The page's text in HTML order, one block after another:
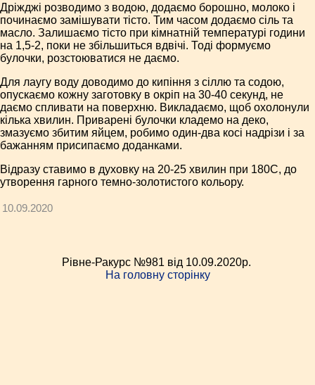
Дріжджі розводимо з водою, додаємо борошно, молоко і
починаємо замішувати тісто. Тим часом додаємо сіль та
масло. Залишаємо тісто при кімнатній температурі години
на 1,5-2, поки не збільшиться вдвічі. Тоді формуємо
булочки, розстоюватися не даємо.
Для лаугу воду доводимо до кипіння з сіллю та содою,
опускаємо кожну заготовку в окріп на 30-40 секунд, не
даємо спливати на поверхню. Викладаємо, щоб охолонули
кілька хвилин. Приварені булочки кладемо на деко,
змазуємо збитим яйцем, робимо один-два косі надрізи і за
бажанням присипаємо доданками.
Відразу ставимо в духовку на 20-25 хвилин при 180С, до
утворення гарного темно-золотистого кольору.
10.09.2020
Рівне-Ракурс №981 від 10.09.2020p.
На головну сторінку